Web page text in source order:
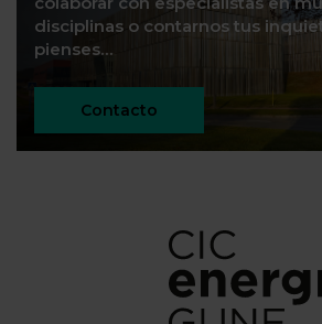
disciplinas o contarnos tus
pienses…
Contacto